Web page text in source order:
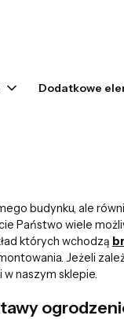
koszyku: 0. Zobacz
Dodatkowe
budynku, ale
Państwo wiele
których wchodzą
Jeżeli
naszym sklepie.